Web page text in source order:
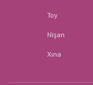
Toy
Nişan
Xına